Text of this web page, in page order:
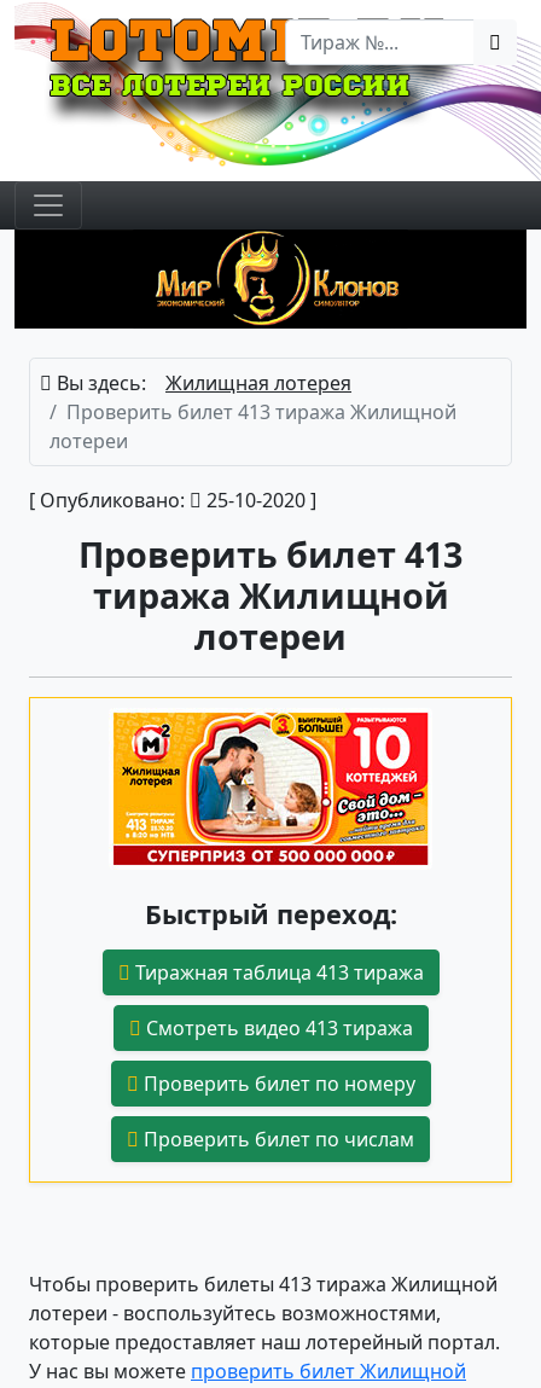
Вы здесь:
Жилищная лотерея
Проверить билет 413 тиража Жилищной
лотереи
[ Опубликовано: 25-10-2020 ]
Проверить билет 413
тиража Жилищной
лотереи
Быстрый переход:
Тиражная таблица 413 тиража
Смотреть видео 413 тиража
Проверить билет по номеру
Проверить билет по числам
Чтобы проверить билеты 413 тиража Жилищной
лотереи - воспользуйтесь возможностями,
которые предоставляет наш лотерейный портал.
У нас вы можете проверить билет Жилищной